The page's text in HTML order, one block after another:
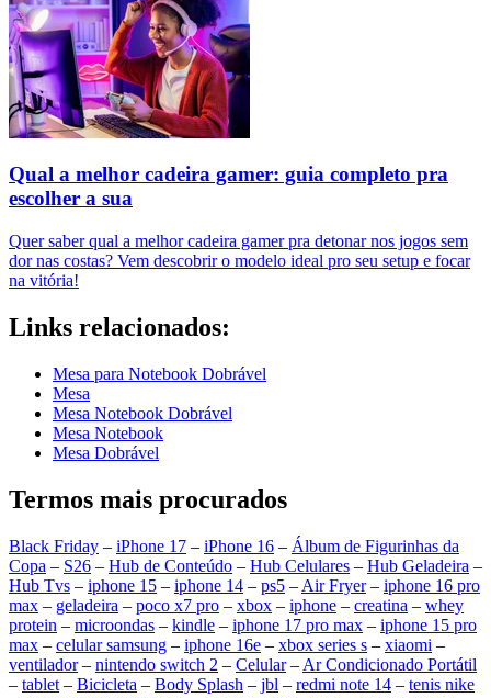
Qual a melhor cadeira gamer: guia completo pra
escolher a sua
Quer saber qual a melhor cadeira gamer pra detonar nos jogos sem
dor nas costas? Vem descobrir o modelo ideal pro seu setup e focar
na vitória!
Links relacionados:
Mesa para Notebook Dobrável
Mesa
Mesa Notebook Dobrável
Mesa Notebook
Mesa Dobrável
Termos mais procurados
Black Friday – iPhone 17 – iPhone 16 – Álbum de Figurinhas da
Copa – S26 – Hub de Conteúdo – Hub Celulares – Hub Geladeira –
Hub Tvs – iphone 15 – iphone 14 – ps5 – Air Fryer– iphone 16 pro
max – geladeira – poco x7 pro – xbox – iphone – creatina – whey
protein – microondas – kindle – iphone 17 pro max – iphone 15 pro
max – celular samsung – iphone 16e – xbox series s – xiaomi –
ventilador– nintendo switch 2 – Celular– Ar Condicionado Portátil
– tablet – Bicicleta – Body Splash – jbl – redmi note 14 – tenis nike